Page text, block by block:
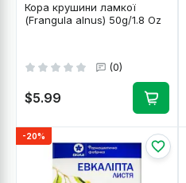
Кора крушини ламкої
(Frangula alnus) 50g/1.8 Oz
(0)
$5.99
-20%